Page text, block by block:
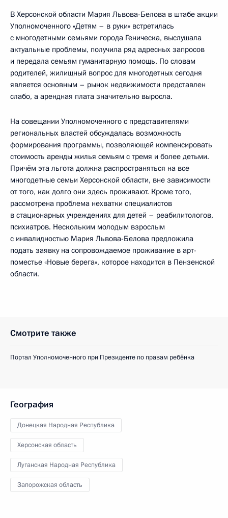
В Херсонской области Мария Львова-Белова в штабе акции
Уполномоченного «Детям – в руки» встретилась
с многодетными семьями города Геническа, выслушала
актуальные проблемы, получила ряд адресных запросов
и передала семьям гуманитарную помощь. По словам
родителей, жилищный вопрос для многодетных сегодня
является основным – рынок недвижимости представлен
слабо, а арендная плата значительно выросла.
На совещании Уполномоченного с представителями
региональных властей обсуждалась возможность
формирования программы, позволяющей компенсировать
стоимость аренды жилья семьям с тремя и более детьми.
Причём эта льгота должна распространяться на все
многодетные семьи Херсонской области, вне зависимости
от того, как долго они здесь проживают. Кроме того,
рассмотрена проблема нехватки специалистов
в стационарных учреждениях для детей – реабилитологов,
психиатров. Нескольким молодым взрослым
с инвалидностью Мария Львова-Белова предложила
подать заявку на сопровождаемое проживание в арт-
поместье «Новые берега», которое находится в Пензенской
области.
Смотрите также
Портал Уполномоченного при Президенте по правам ребёнка
География
Донецкая Народная Республика
Херсонская область
Луганская Народная Республика
Запорожская область